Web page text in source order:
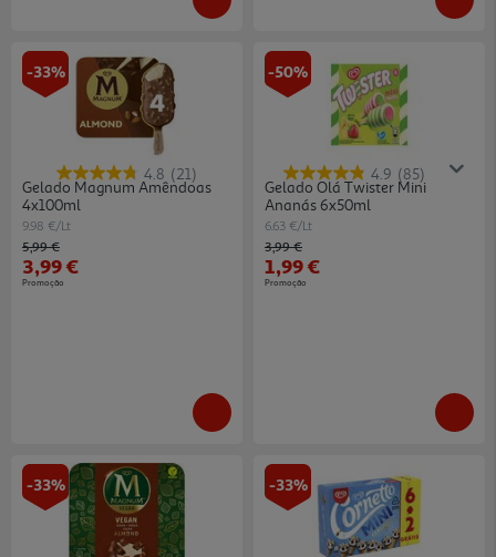
-33%
4.8 (21)
Gelado Magnum Amêndoas
4x100ml
9.98 €/Lt
Price reduced from
5,99 €to
3,99 €
Promoção
-50%
4.9 (85)
Gelado Olá Twister Mini
Ananás 6x50ml
6.63 €/Lt
Price reduced from
3,99 €to
1,99 €
Promoção
-33% -33%